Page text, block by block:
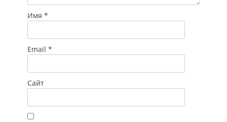
Имя *
Email *
Сайт